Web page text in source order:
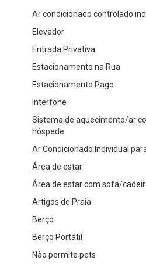
Ar condicionado controlado
Elevador
Entrada Privativa
Estacionamento na Rua
Estacionamento Pago
Interfone
Sistema de aquecimento/ar
hóspede
Ar Condicionado Individual
Área de estar
Área de estar com sofá/
Artigos de Praia
Berço
Berço Portátil
Não permite pets